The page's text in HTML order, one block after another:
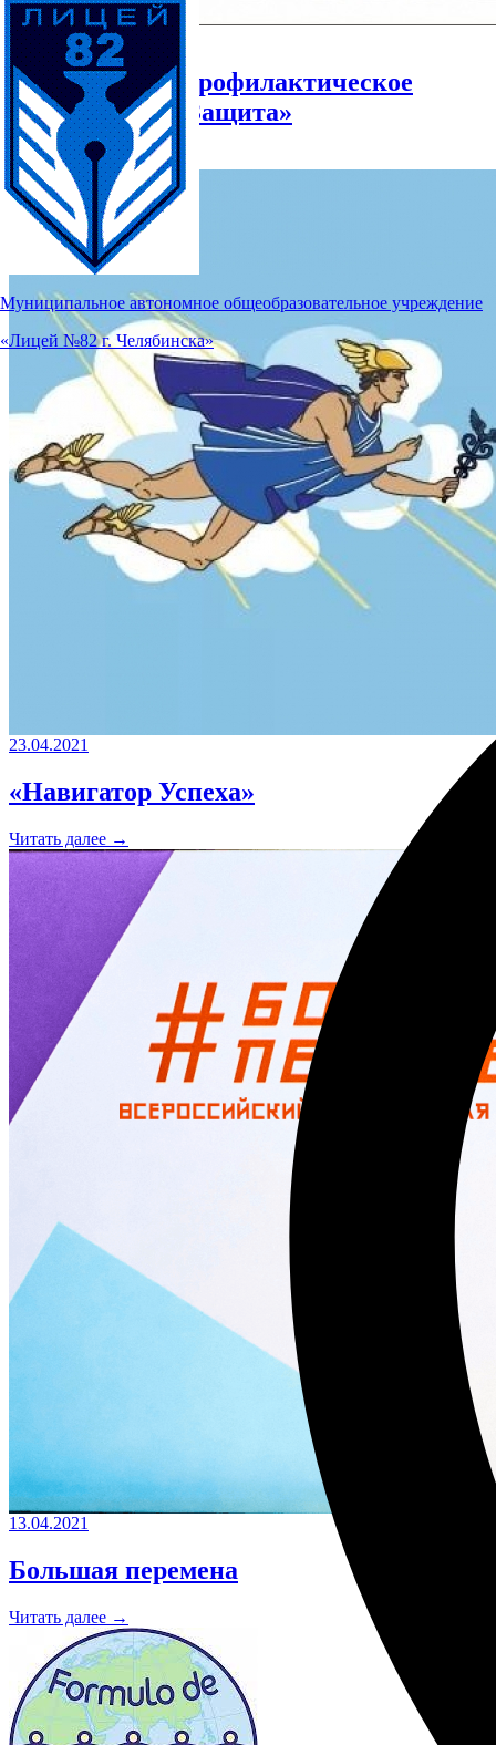
Муниципальное автономное общеобразовательное учреждение
«Лицей №82 г. Челябинска»
04.06.2021
Оперативно – профилактическое
мероприятие «Защита»
Читать далее →
23.04.2021
«Навигатор Успеха»
Читать далее →
13.04.2021
Большая перемена
Читать далее →